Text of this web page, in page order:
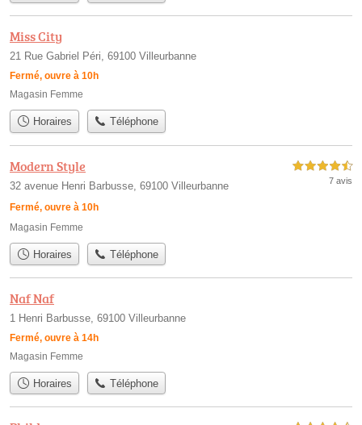
Miss City
21 Rue Gabriel Péri, 69100 Villeurbanne
Fermé, ouvre à 10h
Magasin Femme
Horaires Téléphone
Modern Style
32 avenue Henri Barbusse, 69100 Villeurbanne
Fermé, ouvre à 10h
4,5 étoiles sur 5
7 avis
Magasin Femme
Horaires Téléphone
Naf Naf
1 Henri Barbusse, 69100 Villeurbanne
Fermé, ouvre à 14h
Magasin Femme
Horaires Téléphone